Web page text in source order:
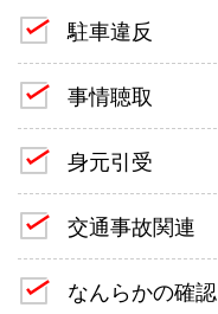
駐車違反
事情聴取
身元引受
交通事故関連
なんらかの確認